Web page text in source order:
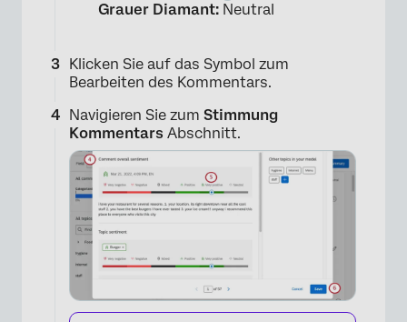
×
×
Grauer Diamant: Neutral
Klicken Sie auf das Symbol zum
Bearbeiten des Kommentars.
Navigieren Sie zum Stimmung
Kommentars Abschnitt.